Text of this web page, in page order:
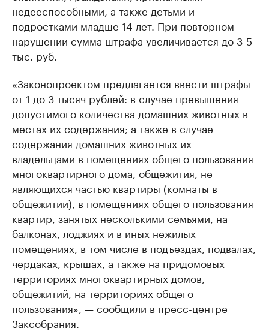
недееспособными, а также детьми и
подростками младше 14 лет. При повторном
нарушении сумма штрафа увеличивается до 3-5
тыс. руб.
«Законопроектом предлагается ввести штрафы
от 1 до 3 тысяч рублей: в случае превышения
допустимого количества домашних животных в
местах их содержания; а также в случае
содержания домашних животных их
владельцами в помещениях общего пользования
многоквартирного дома, общежития, не
являющихся частью квартиры (комнаты в
общежитии), в помещениях общего пользования
квартир, занятых несколькими семьями, на
балконах, лоджиях и в иных нежилых
помещениях, в том числе в подъездах, подвалах,
чердаках, крышах, а также на придомовых
территориях многоквартирных домов,
общежитий, на территориях общего
пользования», — сообщили в пресс-центре
Заксобрания.